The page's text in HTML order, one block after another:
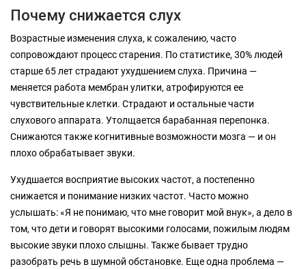
Почему снижается слух
Возрастные изменения слуха, к сожалению, часто
сопровождают процесс старения. По статистике, 30% людей
старше 65 лет страдают ухудшением слуха. Причина —
меняется работа мембран улитки, атрофируются ее
чувствительные клетки. Страдают и остальные части
слухового аппарата. Утолщается барабанная перепонка.
Снижаются также когнитивные возможности мозга — и он
плохо обрабатывает звуки.
Ухудшается восприятие высоких частот, а постепенно
снижается и понимание низких частот. Часто можно
услышать: «Я не понимаю, что мне говорит мой внук», а дело в
том, что дети и говорят высокими голосами, пожилым людям
высокие звуки плохо слышны. Также бывает трудно
разобрать речь в шумной обстановке. Еще одна проблема —